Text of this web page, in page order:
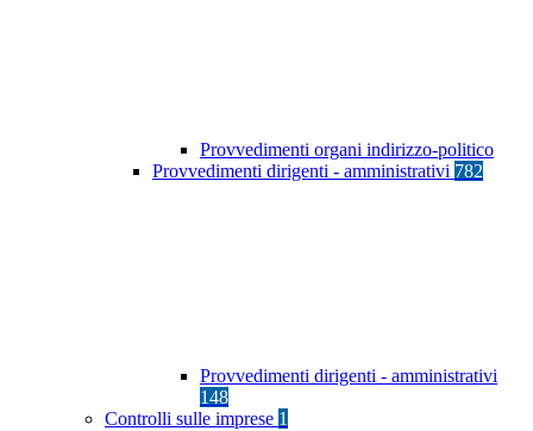
Provvedimenti organi indirizzo-politico
Provvedimenti dirigenti - amministrativi 782
Provvedimenti dirigenti - amministrativi
148
Controlli sulle imprese 1